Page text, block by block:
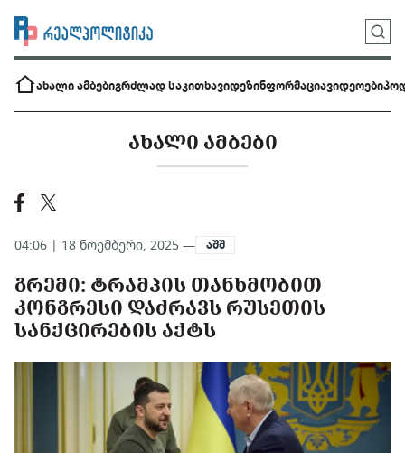
ახალი ამბებიგრძლად საკითხავიდეზინფორმაციავიდეოები
ᲐᲮᲐᲚᲘ ᲐᲛᲑᲔᲑᲘ
04:06 | 18 ნოემბერი, 2025 — აშშ
ᲒᲠᲔᲛᲘ: ᲢᲠᲐᲛᲞᲘᲡ ᲗᲐᲜᲮᲛᲝᲑᲘᲗ
ᲙᲝᲜᲒᲠᲔᲡᲘ ᲓᲐᲫᲠᲐᲕᲡ ᲠᲣᲡᲔᲗᲘᲡ
ᲡᲐᲜᲥᲪᲘᲠᲔᲑᲘᲡ ᲐᲥᲢᲡ